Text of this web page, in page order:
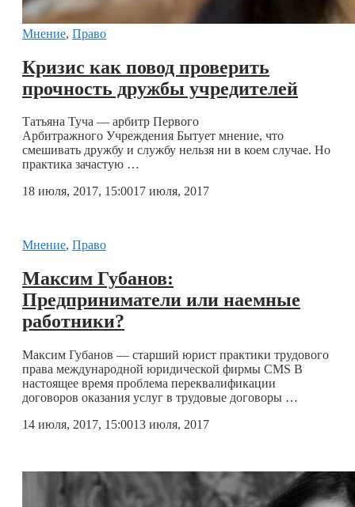
Мнение, Право
Кризис как повод проверить
прочность дружбы учредителей
Татьяна Туча — арбитр Первого
Арбитражного Учреждения Бытует мнение, что
смешивать дружбу и службу нельзя ни в коем случае. Но
практика зачастую …
18 июля, 2017, 15:0017 июля, 2017
Мнение, Право
Максим Губанов:
Предприниматели или наемные
работники?
Максим Губанов — старший юрист практики трудового
права международной юридической фирмы CMS В
настоящее время проблема переквалификации
договоров оказания услуг в трудовые договоры …
14 июля, 2017, 15:0013 июля, 2017